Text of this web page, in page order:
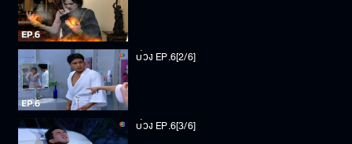
บ่วง EP.6[2/6]
บ่วง EP.6[3/6]